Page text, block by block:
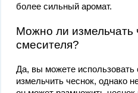
более сильный аромат.
Можно ли
смесителя?
Да, вы можете использовать
измельчить чеснок, однако